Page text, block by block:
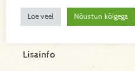
Lisa toode päringukorvi
Lisainfo
Loe veel Nõustun kõigega